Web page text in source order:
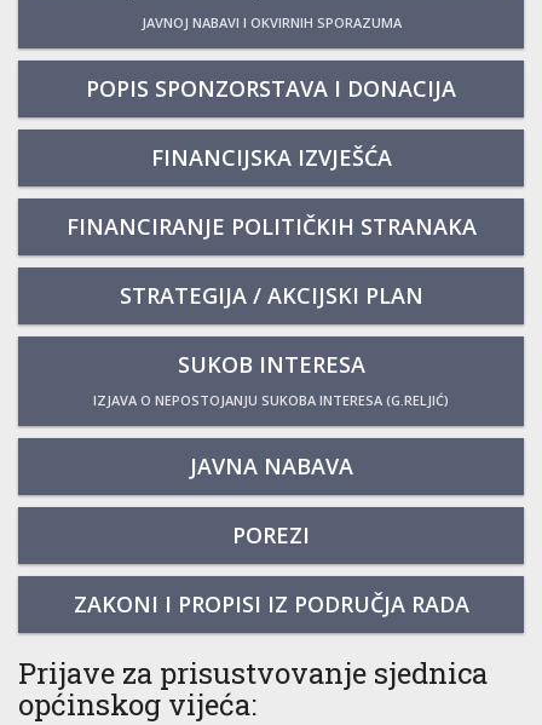
JAVNOJ NABAVI I OKVIRNIH SPORAZUMA
POPIS SPONZORSTAVA I DONACIJA
FINANCIJSKA IZVJEŠĆA
FINANCIRANJE POLITIČKIH STRANAKA
STRATEGIJA / AKCIJSKI PLAN
SUKOB INTERESA
IZJAVA O NEPOSTOJANJU SUKOBA INTERESA (G.RELJIĆ)
JAVNA NABAVA
POREZI
ZAKONI I PROPISI IZ PODRUČJA RADA
Prijave za prisustvovanje sjednica
općinskog vijeća: